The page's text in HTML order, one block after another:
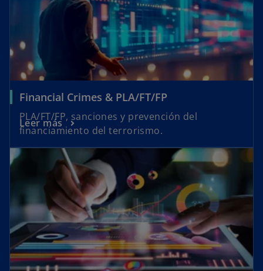
Financial Crimes & PLA/FT/FP
PLA/FT/FP, sanciones y prevención del
financiamiento del terrorismo.
Leer más